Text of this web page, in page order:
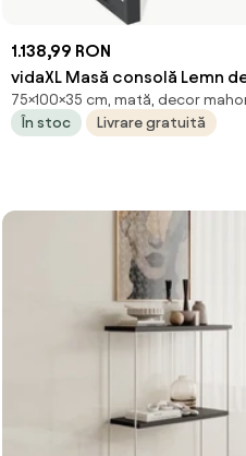
1.138,99 RON
vidaXL Masă consolă Lemn
35 x 75 cm
75×100×35 cm, mată, decor
În stoc
Livrare gratuită